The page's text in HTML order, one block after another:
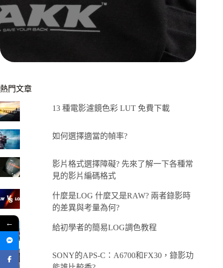
熱門文章
13 種電影濾鏡色彩 LUT 免費下載
如何選擇適當的幀率?
影片格式選擇障礙? 先來了解一下各種常
見的影片編碼格式
什麼是LOG 什麼又是RAW? 兩者錄影時
的差異與考量為何?
給初學者的簡易LOG調色教程
SONY的APS-C：A6700和FX30，錄影功
←